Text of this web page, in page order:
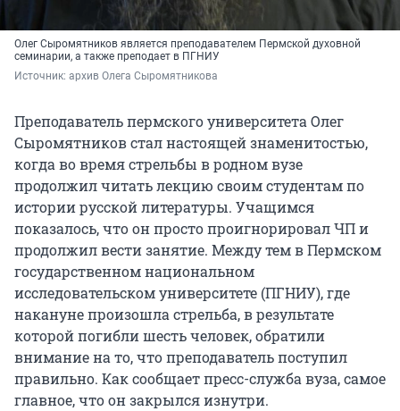
Олег Сыромятников является преподавателем Пермской духовной
семинарии, а также преподает в ПГНИУ
Источник: архив Олега Сыромятникова
Преподаватель пермского университета Олег
Сыромятников стал настоящей знаменитостью,
когда во время стрельбы в родном вузе
продолжил читать лекцию своим студентам по
истории русской литературы. Учащимся
показалось, что он просто проигнорировал ЧП и
продолжил вести занятие. Между тем в Пермском
государственном национальном
исследовательском университете (ПГНИУ), где
накануне произошла стрельба, в результате
которой погибли шесть человек, обратили
внимание на то, что преподаватель поступил
правильно. Как сообщает пресс-служба вуза, самое
главное, что он закрылся изнутри.